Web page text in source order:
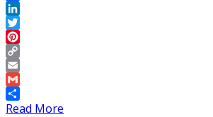
Facebook
LinkedIn
Twitter
Pinterest
Copy
Link
Email
Gmail
Share
Read More